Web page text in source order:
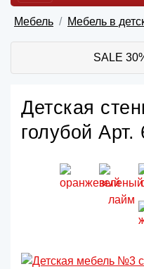
Мебель Мебель в
SALE
Детская
голубой Арт.